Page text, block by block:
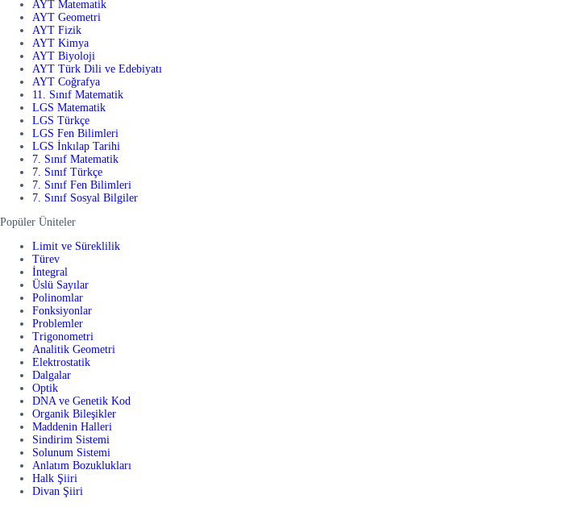
AYT Matematik
AYT Geometri
AYT Fizik
AYT Kimya
AYT Biyoloji
AYT Türk Dili ve Edebiyatı
AYT Coğrafya
11. Sınıf Matematik
LGS Matematik
LGS Türkçe
LGS Fen Bilimleri
LGS İnkılap Tarihi
7. Sınıf Matematik
7. Sınıf Türkçe
7. Sınıf Fen Bilimleri
7. Sınıf Sosyal Bilgiler
Popüler Üniteler
Limit ve Süreklilik
Türev
İntegral
Üslü Sayılar
Polinomlar
Fonksiyonlar
Problemler
Trigonometri
Analitik Geometri
Elektrostatik
Dalgalar
Optik
DNA ve Genetik Kod
Organik Bileşikler
Maddenin Halleri
Sindirim Sistemi
Solunum Sistemi
Anlatım Bozuklukları
Halk Şiiri
Divan Şiiri